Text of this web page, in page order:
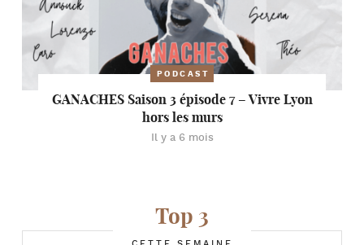
PODCAST
GANACHES Saison 3 épisode 7 – Vivre Lyon
hors les murs
Il y a 6 mois
Top 3